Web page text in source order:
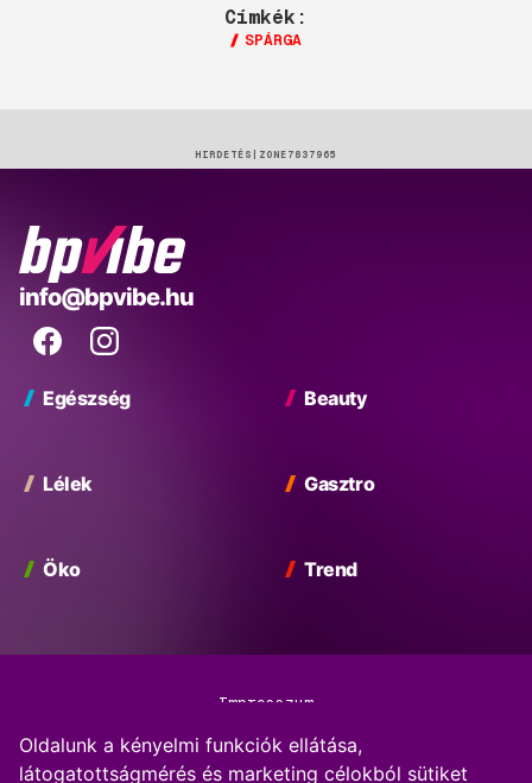
Címkék:
SPÁRGA
HIRDETÉS
BP
Vibe
info@bpvibe.hu
Egészség Beauty
Lélek Gasztro
Öko Trend
Impresszum
Adatkezelési Tájékoztató
Oldalunk a kényelmi funkciók ellátása,
látogatottságmérés és marketing célokból sütiket